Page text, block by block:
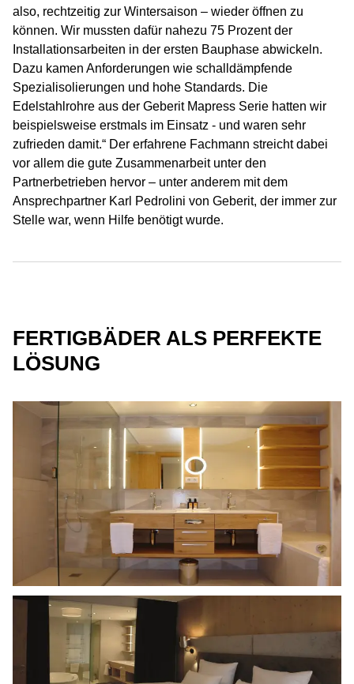
also, rechtzeitig zur Wintersaison – wieder öffnen zu
können. Wir mussten dafür nahezu 75 Prozent der
Installationsarbeiten in der ersten Bauphase abwickeln.
Dazu kamen Anforderungen wie schalldämpfende
Spezialisolierungen und hohe Standards. Die
Edelstahlrohre aus der Geberit Mapress Serie hatten wir
beispielsweise erstmals im Einsatz - und waren sehr
zufrieden damit.“ Der erfahrene Fachmann streicht dabei
vor allem die gute Zusammenarbeit unter den
Partnerbetrieben hervor – unter anderem mit dem
Ansprechpartner Karl Pedrolini von Geberit, der immer zur
Stelle war, wenn Hilfe benötigt wurde.
FERTIGBÄDER ALS PERFEKTE
LÖSUNG